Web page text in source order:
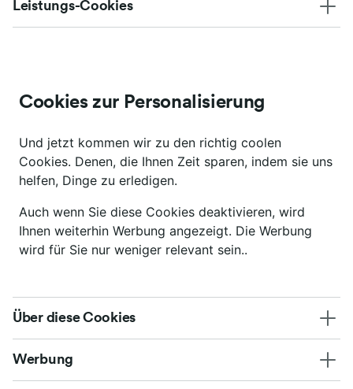
Leistungs-Cookies
Cookies zur Personalisierung
Und jetzt kommen wir zu den richtig coolen
Cookies. Denen, die Ihnen Zeit sparen, indem sie uns
helfen, Dinge zu erledigen.
Auch wenn Sie diese Cookies deaktivieren, wird
Ihnen weiterhin Werbung angezeigt. Die Werbung
wird für Sie nur weniger relevant sein..
Über diese Cookies
Werbung